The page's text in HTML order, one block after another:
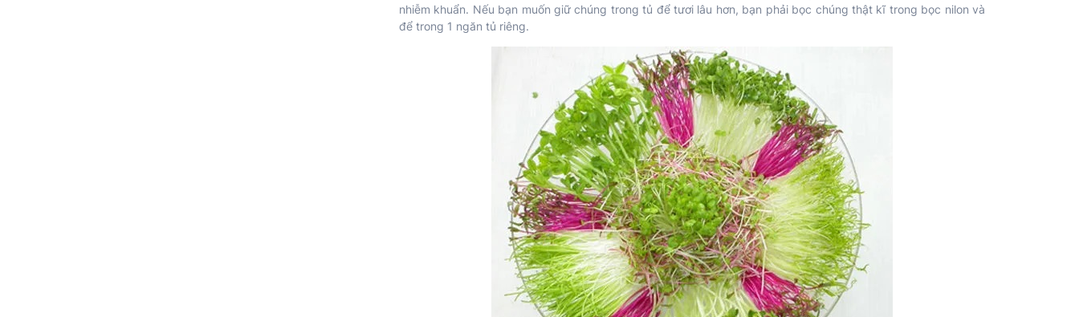
nhiễm khuẩn. Nếu bạn muốn giữ chúng trong tủ để tươi lâu hơn, bạn phải bọc chúng thật kĩ trong bọc nilon và
để trong 1 ngăn tủ riêng.